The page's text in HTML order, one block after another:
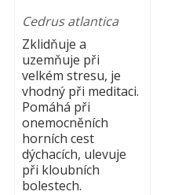
Cedrus atlantica
Zklidňuje a
uzemňuje při
velkém stresu, je
vhodný při meditaci.
Pomáhá při
onemocněních
horních cest
dýchacích, ulevuje
při kloubních
bolestech.